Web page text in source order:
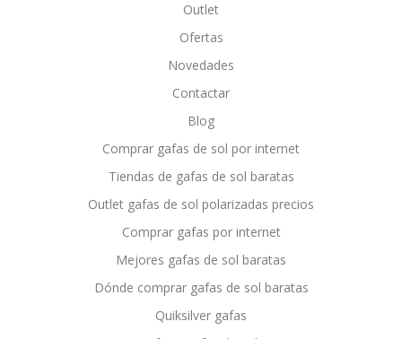
Outlet
Ofertas
Novedades
Contactar
Blog
Comprar gafas de sol por internet
Tiendas de gafas de sol baratas
Outlet gafas de sol polarizadas precios
Comprar gafas por internet
Mejores gafas de sol baratas
Dónde comprar gafas de sol baratas
Quiksilver gafas